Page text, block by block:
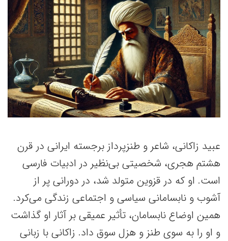
عبید زاکانی، شاعر و طنزپرداز برجسته ایرانی در قرن
هشتم هجری، شخصیتی بی‌نظیر در ادبیات فارسی
است. او که در قزوین متولد شد، در دورانی پر از
آشوب و نابسامانی سیاسی و اجتماعی زندگی می‌کرد.
همین اوضاع نابسامان، تأثیر عمیقی بر آثار او گذاشت
و او را به سوی طنز و هزل سوق داد. زاکانی با زبانی